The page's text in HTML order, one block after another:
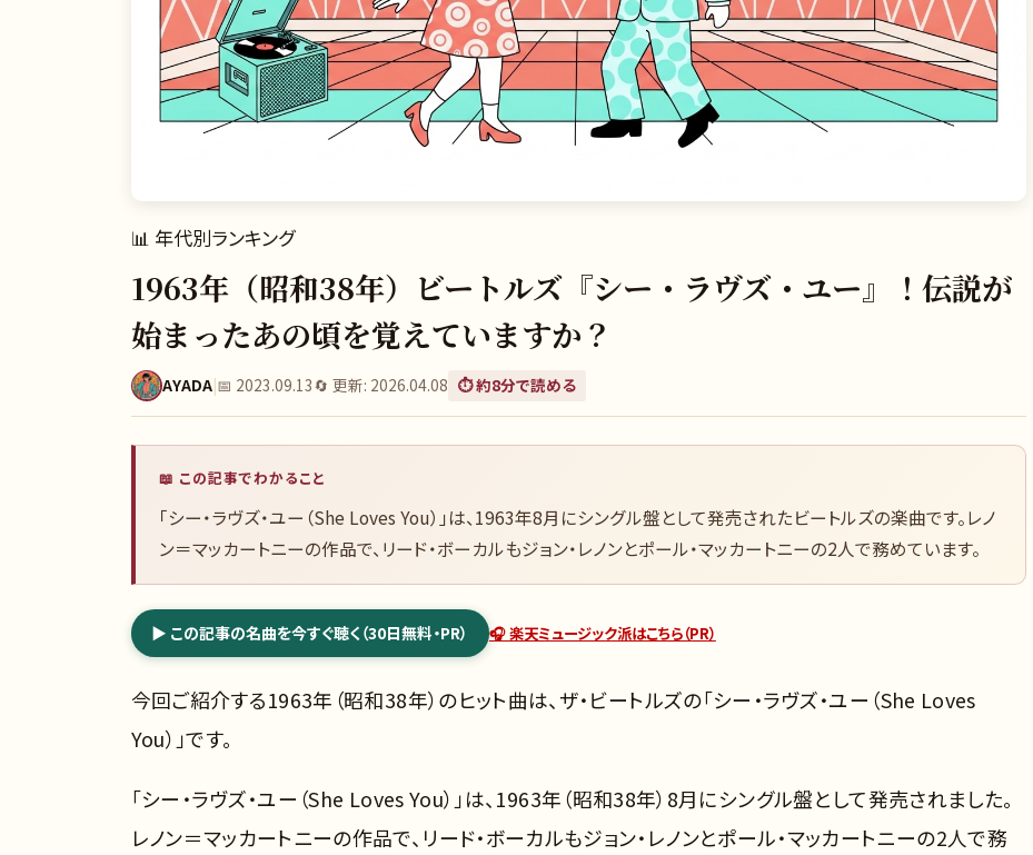
📊 年代別ランキング
1963年（昭和38年）ビートルズ『シー・ラヴズ・ユー』！伝説が
始まったあの頃を覚えていますか？
AYADA|📅 2023.09.13🔄 更新: 2026.04.08 ⏱️ 約8分で読める
📖 この記事でわかること
「シー・ラヴズ・ユー（She Loves You）」は、1963年8月にシングル盤として発売されたビートルズの楽曲です。レノ
ン＝マッカートニーの作品で、リード・ボーカルもジョン・レノンとポール・マッカートニーの2人で務めています。
▶ この記事の名曲を今すぐ聴く（30日無料・PR） 🎧 楽天ミュージック派はこちら（PR）
今回ご紹介する1963年（昭和38年）のヒット曲は、ザ・ビートルズの「シー・ラヴズ・ユー（She Loves
You）」です。
「シー・ラヴズ・ユー（She Loves You）」は、1963年（昭和38年）8月にシングル盤として発売されました。
レノン＝マッカートニーの作品で、リード・ボーカルもジョン・レノンとポール・マッカートニーの2人で務